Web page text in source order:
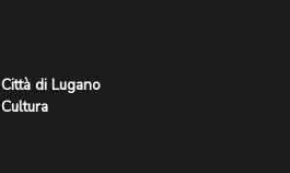
Città di Lugano
Cultura